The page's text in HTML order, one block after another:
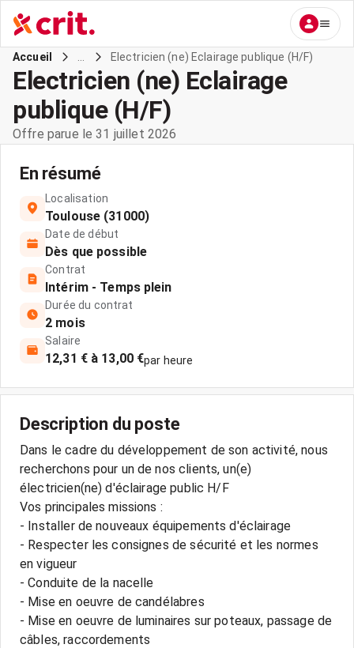
Accueil Electricien (ne) Eclairage publique (H/F)
Electricien (ne) Eclairage
publique (H/F)
Offre parue le 31 juillet 2026
En résumé
Localisation
Toulouse (31000)
Date de début
Dès que possible
Contrat
Intérim - Temps plein
Durée du contrat
2 mois
Salaire
12,31 € à 13,00 €par heure
Description du poste
Dans le cadre du développement de son activité, nous
recherchons pour un de nos clients, un(e)
électricien(ne) d'éclairage public H/F
Vos principales missions :
- Installer de nouveaux équipements d'éclairage
- Respecter les consignes de sécurité et les normes
en vigueur
- Conduite de la nacelle
- Mise en oeuvre de candélabres
- Mise en oeuvre de luminaires sur poteaux, passage de
câbles, raccordements